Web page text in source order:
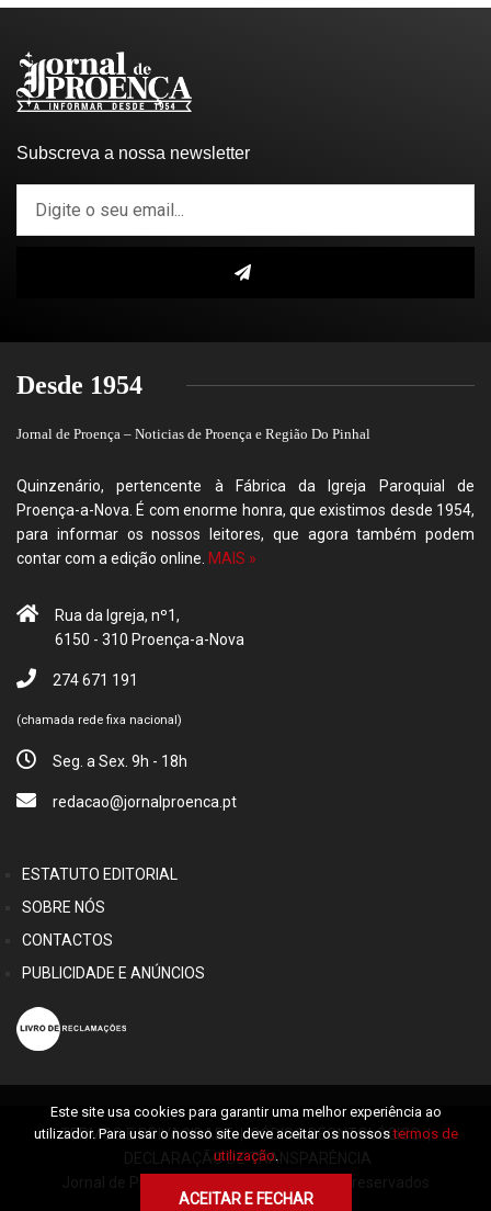
Subscreva a nossa newsletter
Desde 1954
Jornal de Proença – Noticias de Proença e Região Do Pinhal
Quinzenário, pertencente à Fábrica da Igreja Paroquial de
Proença-a-Nova. É com enorme honra, que existimos desde 1954,
para informar os nossos leitores, que agora também podem
contar com a edição online. MAIS »
Rua da Igreja, nº1,
6150 - 310 Proença-a-Nova
274 671 191
(chamada rede fixa nacional)
Seg. a Sex. 9h - 18h
redacao@jornalproenca.pt
ESTATUTO EDITORIAL
SOBRE NÓS
CONTACTOS
PUBLICIDADE E ANÚNCIOS
TERMOS E PRIVACIDADE|CÓDIGO DEONTOLÓGICO|
DECLARAÇÃO DE TRANSPARÊNCIA
Este site usa cookies para garantir uma melhor experiência ao
utilizador. Para usar o nosso site deve aceitar os nossostermos de
utilização.
ACEITAR E FECHAR